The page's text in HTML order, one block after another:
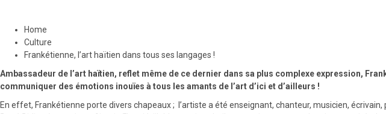
Home
Culture
Frankétienne, l’art haïtien dans tous ses langages !
Ambassadeur de l’art haïtien, reflet même de ce dernier dans sa plus complexe expression,
communiquer des émotions inouïes à tous les amants de l’art d’ici et d’ailleurs !
En effet, Frankétienne porte divers chapeaux ; l’artiste a été enseignant, chanteur, musicien,